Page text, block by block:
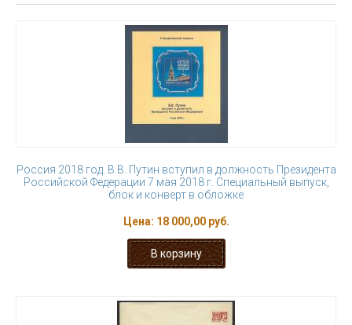
Россия 2018 год. В.В. Путин вступил в должность Президента
Российской Федерации 7 мая 2018 г. Специальный выпуск,
блок и конверт в обложке
Цена: 18 000,00 руб.